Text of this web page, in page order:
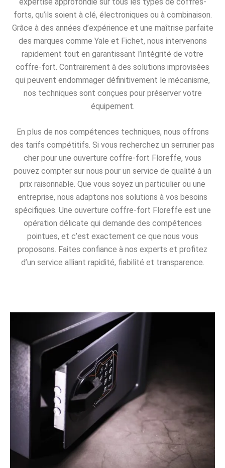
forts, qu’ils soient à clé, électroniques ou à combinaison.
Grâce à des années d’expérience et une maîtrise parfaite
des marques comme Yale et Fichet, nous intervenons
rapidement tout en garantissant l’intégrité de votre
coffre-fort. Contrairement à des solutions improvisées
qui peuvent endommager définitivement le mécanisme,
nos techniques sont conçues pour préserver votre
équipement.
En plus de nos compétences techniques, nous offrons
des tarifs compétitifs. Si vous recherchez un serrurier pas
cher pour une ouverture coffre-fort Floreffe, vous
pouvez compter sur nous pour un service de qualité à un
prix raisonnable. Que vous soyez un particulier ou une
entreprise, nous adaptons nos solutions à vos besoins
spécifiques. Une ouverture coffre-fort Floreffe est une
opération délicate qui demande des compétences
pointues, et c’est exactement ce que nous vous
proposons. Faites confiance à nos experts et profitez
d’un service alliant rapidité, fiabilité et transparence.